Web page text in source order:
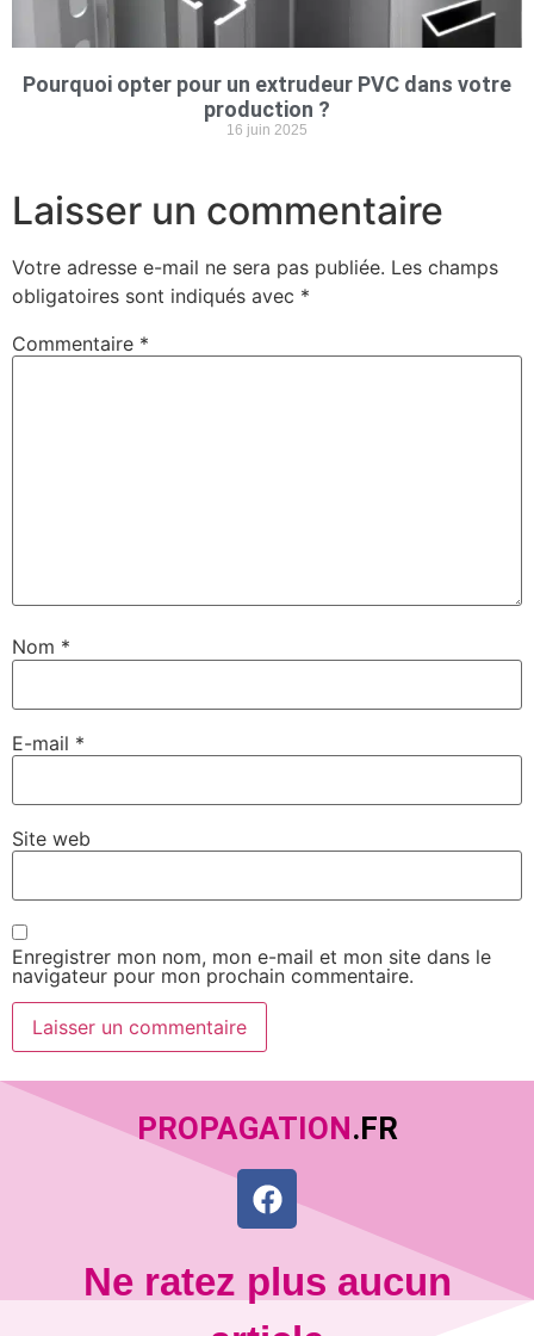
Pourquoi opter pour un extrudeur PVC dans votre
production ?
16 juin 2025
Laisser un commentaire
Votre adresse e-mail ne sera pas publiée. Les champs
obligatoires sont indiqués avec *
Commentaire *
Nom *
E-mail *
Site web
Enregistrer mon nom, mon e-mail et mon site dans le
navigateur pour mon prochain commentaire.
PROPAGATION.FR
Ne ratez plus aucun